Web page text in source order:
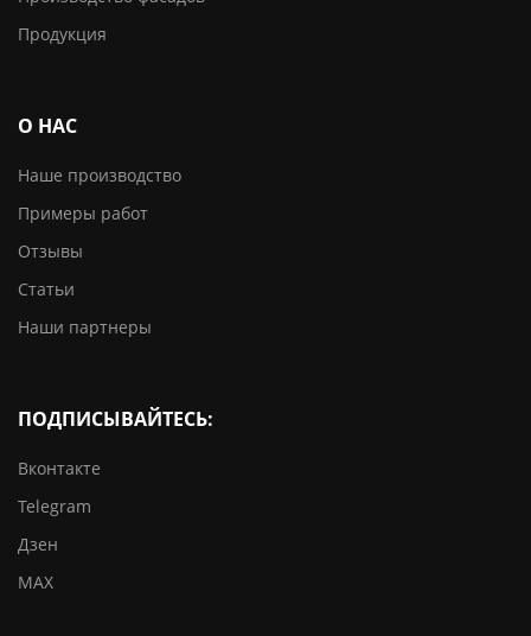
Продукция
О НАС
Наше производство
Примеры работ
Отзывы
Статьи
Наши партнеры
ПОДПИСЫВАЙТЕСЬ:
Вконтакте
Telegram
Дзен
MAX